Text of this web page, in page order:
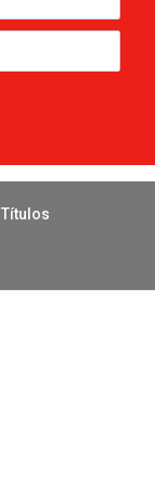
Títulos